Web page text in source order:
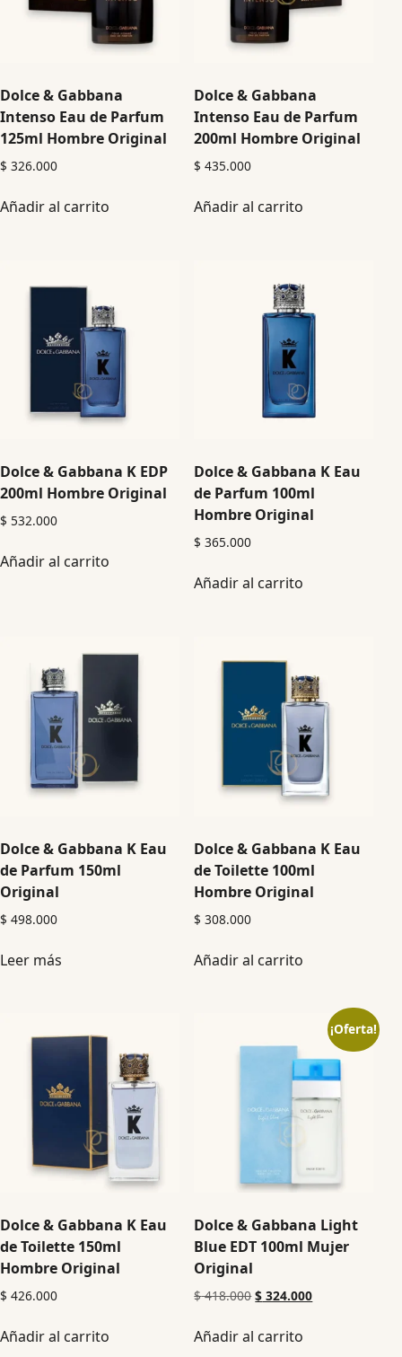
Dolce & Gabbana
Intenso Eau de Parfum
125ml Hombre Original
$ 326.000
Añadir al carrito
Dolce & Gabbana
Intenso Eau de Parfum
200ml Hombre Original
$ 435.000
Añadir al carrito
Dolce & Gabbana K EDP
200ml Hombre Original
$ 532.000
Añadir al carrito
Dolce & Gabbana K Eau
de Parfum 100ml
Hombre Original
$ 365.000
Añadir al carrito
Dolce & Gabbana K Eau
de Parfum 150ml
Original
$ 498.000
Leer más
Dolce & Gabbana K Eau
de Toilette 100ml
Hombre Original
$ 308.000
Añadir al carrito
Dolce & Gabbana K Eau
de Toilette 150ml
Hombre Original
$ 426.000
Añadir al carrito
¡Oferta!
Dolce & Gabbana Light
Blue EDT 100ml Mujer
Original
$418.000 $ 324.000
Añadir al carrito